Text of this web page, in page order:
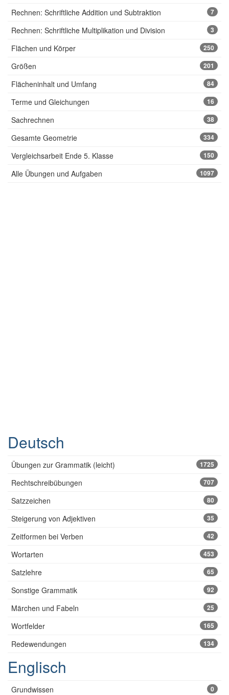
Rechnen: Schriftliche Addition und Subtraktion 7
Rechnen: Schriftliche Multiplikation und Division 3
Flächen und Körper 250
Größen 201
Flächeninhalt und Umfang 84
Terme und Gleichungen 16
Sachrechnen 38
Gesamte Geometrie 334
Vergleichsarbeit Ende 5. Klasse 150
Alle Übungen und Aufgaben 1097
Deutsch
Übungen zur Grammatik (leicht) 1725
Rechtschreibübungen 707
Satzzeichen 80
Steigerung von Adjektiven 35
Zeitformen bei Verben 42
Wortarten 453
Satzlehre 65
Sonstige Grammatik 92
Märchen und Fabeln 25
Wortfelder 165
Redewendungen 134
Englisch
Grundwissen 0